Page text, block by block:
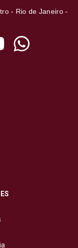
- Rio de Janeiro -